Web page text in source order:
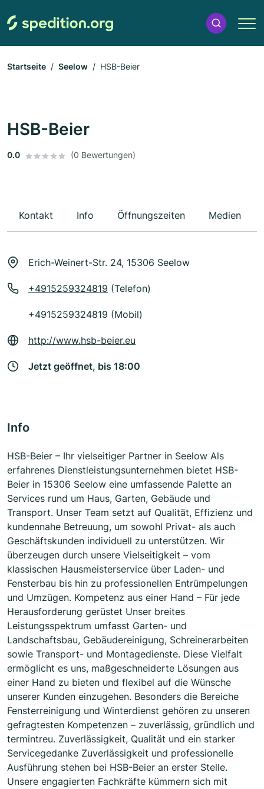
Startseite Seelow HSB-Beier
HSB-Beier
0.0 (0 Bewertungen)
Kontakt Info Öffnungszeiten Medien
Erich-Weinert-Str. 24, 15306 Seelow
+4915259324819 (Telefon)
+4915259324819 (Mobil)
http://www.hsb-beier.eu
Jetzt geöffnet, bis 18:00
Info
HSB-Beier – Ihr vielseitiger Partner in Seelow Als
erfahrenes Dienstleistungsunternehmen bietet HSB-
Beier in 15306 Seelow eine umfassende Palette an
Services rund um Haus, Garten, Gebäude und
Transport. Unser Team setzt auf Qualität, Effizienz und
kundennahe Betreuung, um sowohl Privat- als auch
Geschäftskunden individuell zu unterstützen. Wir
überzeugen durch unsere Vielseitigkeit – vom
klassischen Hausmeisterservice über Laden- und
Fensterbau bis hin zu professionellen Entrümpelungen
und Umzügen. Kompetenz aus einer Hand – Für jede
Herausforderung gerüstet Unser breites
Leistungsspektrum umfasst Garten- und
Landschaftsbau, Gebäudereinigung, Schreinerarbeiten
sowie Transport- und Montagedienste. Diese Vielfalt
ermöglicht es uns, maßgeschneiderte Lösungen aus
einer Hand zu bieten und flexibel auf die Wünsche
unserer Kunden einzugehen. Besonders die Bereiche
Fensterreinigung und Winterdienst gehören zu unseren
gefragtesten Kompetenzen – zuverlässig, gründlich und
termintreu. Zuverlässigkeit, Qualität und ein starker
Servicegedanke Zuverlässigkeit und professionelle
Ausführung stehen bei HSB-Beier an erster Stelle.
Unsere engagierten Fachkräfte kümmern sich mit